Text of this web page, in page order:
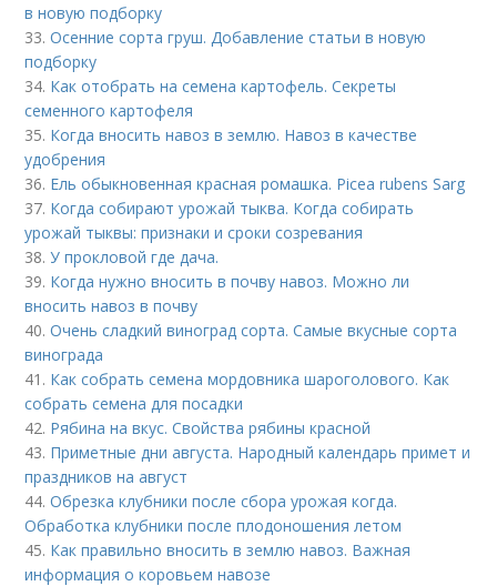
в новую подборку
33.Осенние сорта груш. Добавление статьи в новую
подборку
34. Как отобрать на семена картофель. Секреты
семенного картофеля
35. Когда вносить навоз в землю. Навоз в качестве
удобрения
36. Ель обыкновенная красная ромашка. Picea rubens Sarg
37. Когда собирают урожай тыква. Когда собирать
урожай тыквы: признаки и сроки созревания
38.У прокловой где дача.
39. Когда нужно вносить в почву навоз. Можно ли
вносить навоз в почву
40.Очень сладкий виноград сорта. Самые вкусные сорта
винограда
41. Как собрать семена мордовника шароголового. Как
собрать семена для посадки
42. Рябина на вкус. Свойства рябины красной
43. Приметные дни августа. Народный календарь примет и
праздников на август
44.Обрезка клубники после сбора урожая когда.
Обработка клубники после плодоношения летом
45. Как правильно вносить в землю навоз. Важная
информация о коровьем навозе